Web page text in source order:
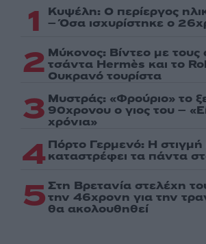
1 Κυψέλη: Ο περίεργος
– Όσα ισχυρίστηκε ο
2 Μύκονος: Βίντεο με τους
τσάντα Hermès και το
Ουκρανό τουρίστα
3 Μυστράς: «Φρούριο» το
90χρονου ο γιος του –
χρόνια»
4 Πόρτο Γερμενό: Η στιγμή
καταστρέφει τα πάντα
5 Στη Βρετανία στελέχη
την 46χρονη για την
θα ακολουθηθεί